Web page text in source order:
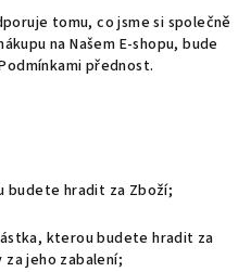
tomu, co jsme si společně
na Našem E-shopu, bude
přednost.
budete hradit za Zboží;
kterou budete hradit za
jeho zabalení;